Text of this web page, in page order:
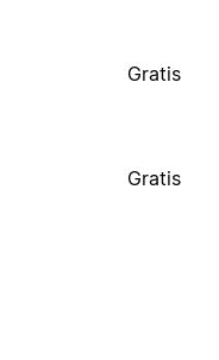
Gratis
Gratis